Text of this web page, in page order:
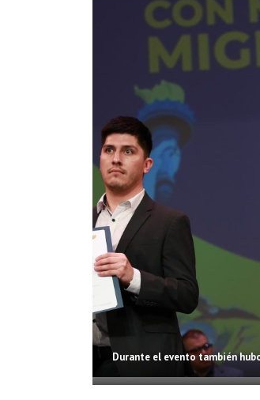
Durante el evento también